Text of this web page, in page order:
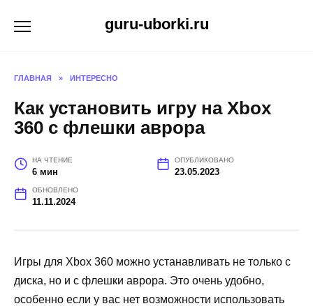
guru-uborki.ru
ГЛАВНАЯ » ИНТЕРЕСНО
Как установить игру на Xbox
360 с флешки аврора
НА ЧТЕНИЕ
6 мин
ОПУБЛИКОВАНО
23.05.2023
ОБНОВЛЕНО
11.11.2024
Игры для Xbox 360 можно устанавливать не только с
диска, но и с флешки аврора. Это очень удобно,
особенно если у вас нет возможности использовать